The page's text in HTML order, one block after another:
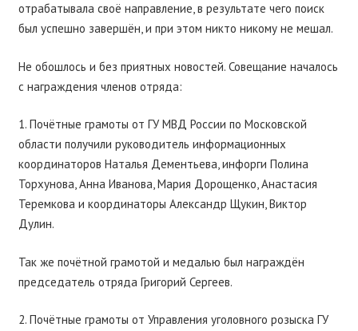
отрабатывала своё направление, в результате чего поиск
был успешно завершён, и при этом никто никому не мешал.
Не обошлось и без приятных новостей. Совещание началось
с награждения членов отряда:
1. Почётные грамоты от ГУ МВД России по Московской
области получили руководитель информационных
координаторов Наталья Дементьева, инфорги Полина
Торхунова, Анна Иванова, Мария Дорощенко, Анастасия
Теремкова и координаторы Александр Щукин, Виктор
Дулин.
Так же почётной грамотой и медалью был награждён
председатель отряда Григорий Сергеев.
2. Почётные грамоты от Управления уголовного розыскаГУ